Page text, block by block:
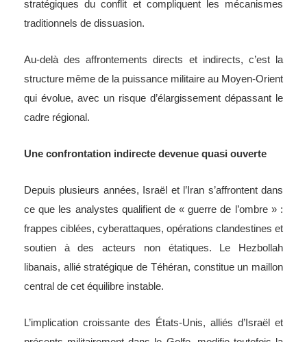
stratégiques du conflit et compliquent les mécanismes
traditionnels de dissuasion.
Au-delà des affrontements directs et indirects, c’est la
structure même de la puissance militaire au Moyen-Orient
qui évolue, avec un risque d’élargissement dépassant le
cadre régional.
Une confrontation indirecte devenue quasi ouverte
Depuis plusieurs années, Israël et l’Iran s’affrontent dans
ce que les analystes qualifient de « guerre de l’ombre » :
frappes ciblées, cyberattaques, opérations clandestines et
soutien à des acteurs non étatiques. Le Hezbollah
libanais, allié stratégique de Téhéran, constitue un maillon
central de cet équilibre instable.
L’implication croissante des États-Unis, alliés d’Israël et